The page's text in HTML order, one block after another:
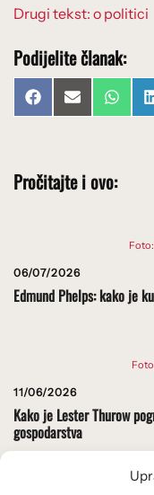
Drugi tekst: o politici
Podijelite članak:
Share
on
FacebookShare
on
Email Share
on
Pročitajte i ovo:
06/07/2026
Edmund Phelps: kako je
11/06/2026
Kako je Lester Thurow
gospodarstva